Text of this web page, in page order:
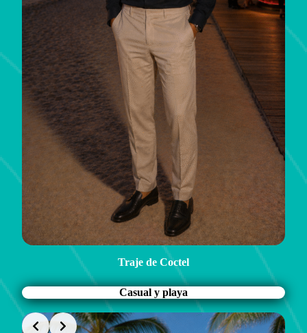
Traje de Coctel
Casual y playa
Slide 3 of 4